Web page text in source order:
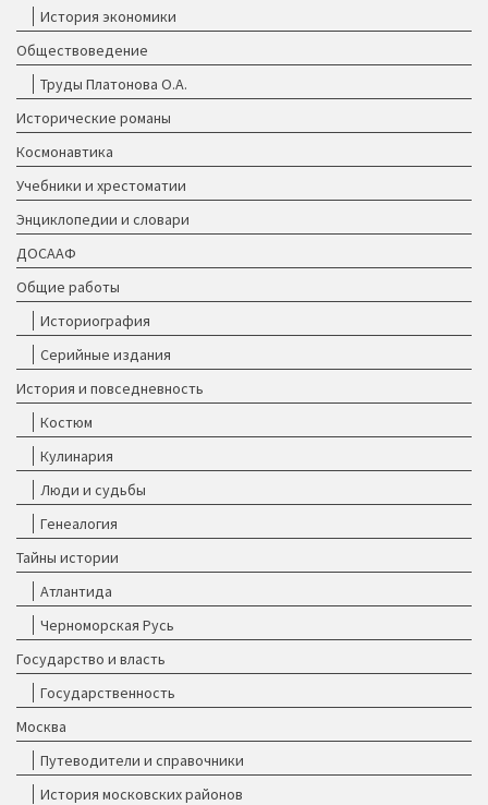
История экономики
Обществоведение
Труды Платонова О.А.
Исторические романы
Космонавтика
Учебники и хрестоматии
Энциклопедии и словари
ДОСААФ
Общие работы
Историография
Серийные издания
История и повседневность
Костюм
Кулинария
Люди и судьбы
Генеалогия
Тайны истории
Атлантида
Черноморская Русь
Государство и власть
Государственность
Москва
Путеводители и справочники
История московских районов